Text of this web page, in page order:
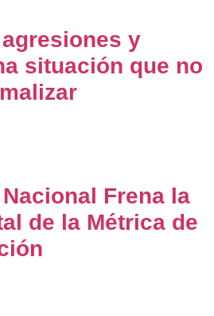
y
situación que no
Frena la
de la Métrica de